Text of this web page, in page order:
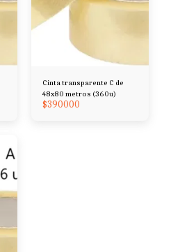
Cinta transparente C de
48x80 metros (360u)
$390000